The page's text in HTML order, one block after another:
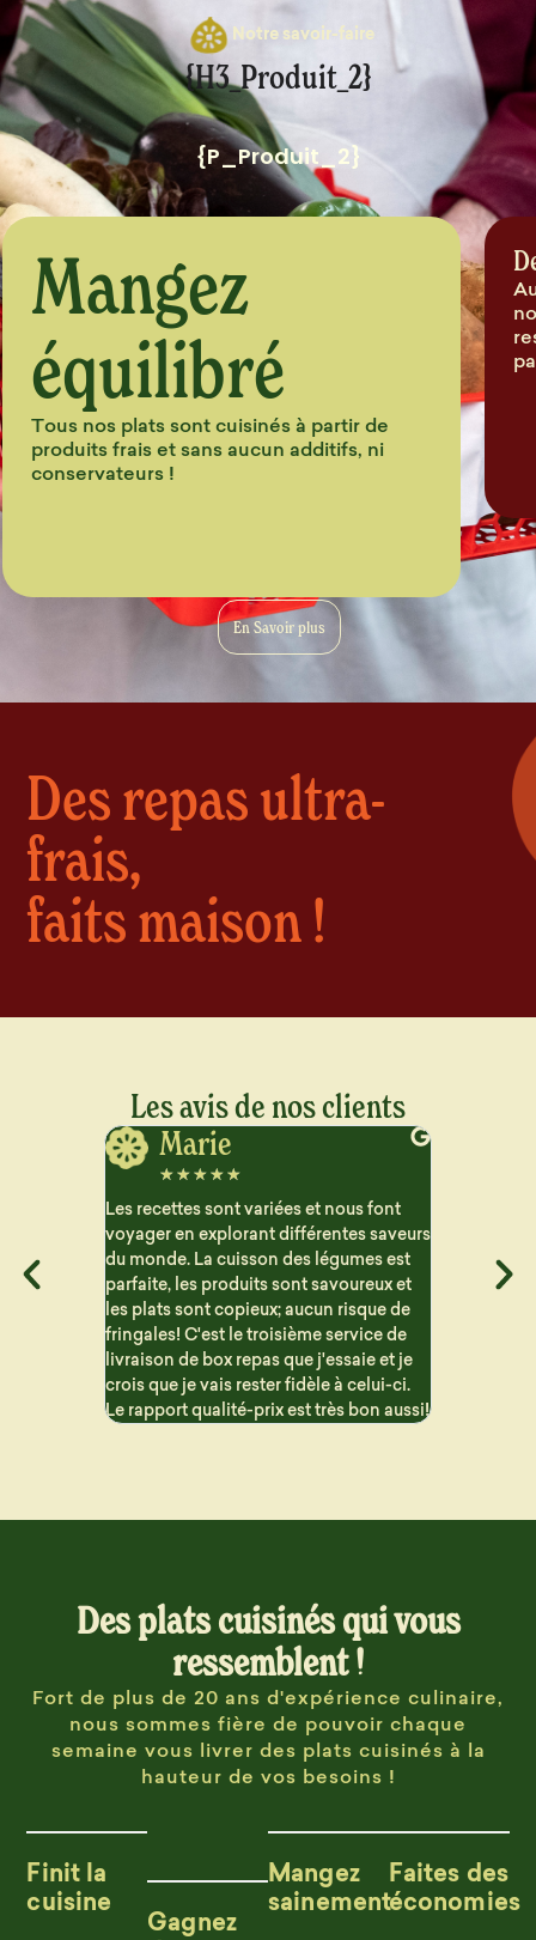
Notre savoir-faire
{H3_Produit_2}
{P_Produit_2}
Mangez
équilibré
Tous nos plats sont cuisinés à partir de
produits frais et sans aucun additifs, ni
conservateurs !
En Savoir plus
Des repas ultra-
frais,
faits maison !
Les avis de nos clients
est
et
Jerome
☆☆☆☆☆
Vraiment satisfait des plats que je reçois
pour le semaine. Beaucoup de choix et
les repas sont bien détaillé pour suivre
les macros. Les portions sont généreuse
et c'est vraiment bon !! Problème de
livraison mais qui n'est en aucun cas la
faute de Dailycieux. Je recommande
Des plats cuisinés qui vous
ressemblent !
Fort de plus de 20 ans d'expérience culinaire,
nous sommes fière de pouvoir chaque
semaine vous livrer des plats cuisinés à la
hauteur de vos besoins !
Finit la
cuisine
Gagnez
Mangez
sainement
Faites des
économies